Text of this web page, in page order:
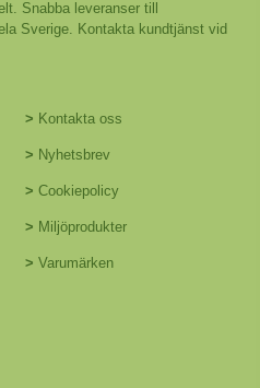
Snabba leveranser till
Sverige. Kontakta kundtjänst vid
> Kontakta oss
> Nyhetsbrev
> Cookiepolicy
> Miljöprodukter
> Varumärken